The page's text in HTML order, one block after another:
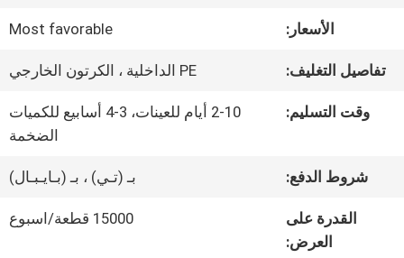
الأسعار: Most favorable
تفاصيل التغليف: PE الداخلية ، الكرتون الخارجي
وقت التسليم:
2-10 أيام للعينات، 3-4 أسابيع للكميات
الضخمة
شروط الدفع: بـ (تـي) ، بـ (بـايـبـال)
القدرة على
العرض:
15000 قطعة/اسبوع